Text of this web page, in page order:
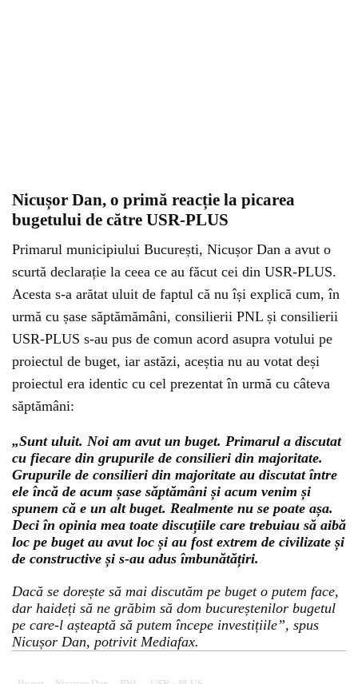
Nicușor Dan, o primă reacție la picarea
bugetului de către USR-PLUS
Primarul municipiului București, Nicușor Dan a avut o
scurtă declarație la ceea ce au făcut cei din USR-PLUS.
Acesta s-a arătat uluit de faptul că nu își explică cum, în
urmă cu șase săptămămâni, consilierii PNL și consilierii
USR-PLUS s-au pus de comun acord asupra votului pe
proiectul de buget, iar astăzi, aceștia nu au votat deși
proiectul era identic cu cel prezentat în urmă cu câteva
săptămâni:
„Sunt uluit. Noi am avut un buget. Primarul a discutat
cu fiecare din grupurile de consilieri din majoritate.
Grupurile de consilieri din majoritate au discutat între
ele încă de acum șase săptămâni și acum venim și
spunem că e un alt buget. Realmente nu se poate așa.
Deci în opinia mea toate discuțiile care trebuiau să aibă
loc pe buget au avut loc și au fost extrem de civilizate și
de constructive și s-au adus îmbunătățiri.
Dacă se dorește să mai discutăm pe buget o putem face,
dar haideți să ne grăbim să dom bucureștenilor bugetul
pe care-l așteaptă să putem începe investițiile”, spus
Nicușor Dan, potrivit Mediafax.